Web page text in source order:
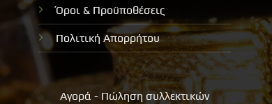
Όροι & Προϋποθέσεις
Πολιτική Απορρήτου
Αγορά - Πώληση συλλεκτικών